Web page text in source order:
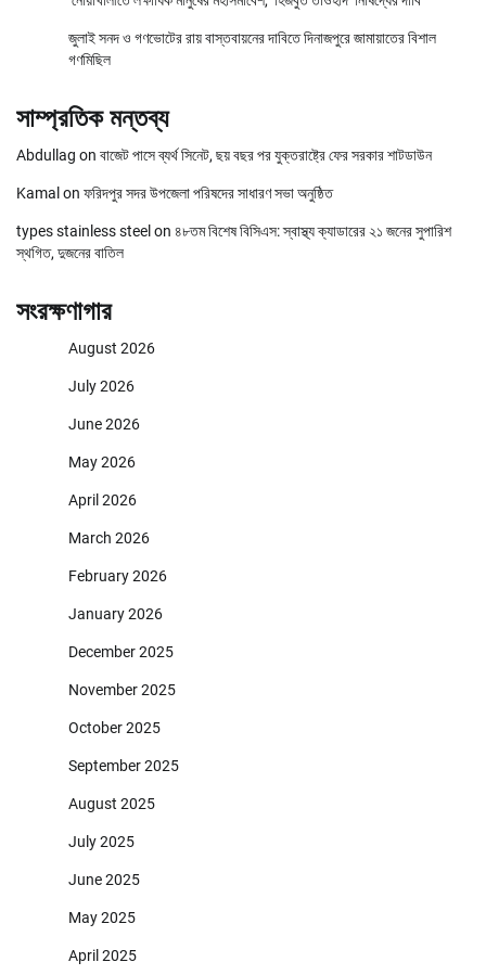
জুলাই সনদ ও গণভোটের রায় বাস্তবায়নের দাবিতে দিনাজপুরে জামায়াতের বিশাল
গণমিছিল
সাম্প্রতিক মন্তব্য
Abdullag on বাজেট পাসে ব্যর্থ সিনেট, ছয় বছর পর যুক্তরাষ্ট্রে ফের সরকার শাটডাউন
Kamal on ফরিদপুর সদর উপজেলা পরিষদের সাধারণ সভা অনুষ্ঠিত
types stainless steel on ৪৮তম বিশেষ বিসিএস: স্বাস্থ্য ক্যাডারের ২১ জনের সুপারিশ
স্থগিত, দুজনের বাতিল
সংরক্ষণাগার
August 2026
July 2026
June 2026
May 2026
April 2026
March 2026
February 2026
January 2026
December 2025
November 2025
October 2025
September 2025
August 2025
July 2025
June 2025
May 2025
April 2025